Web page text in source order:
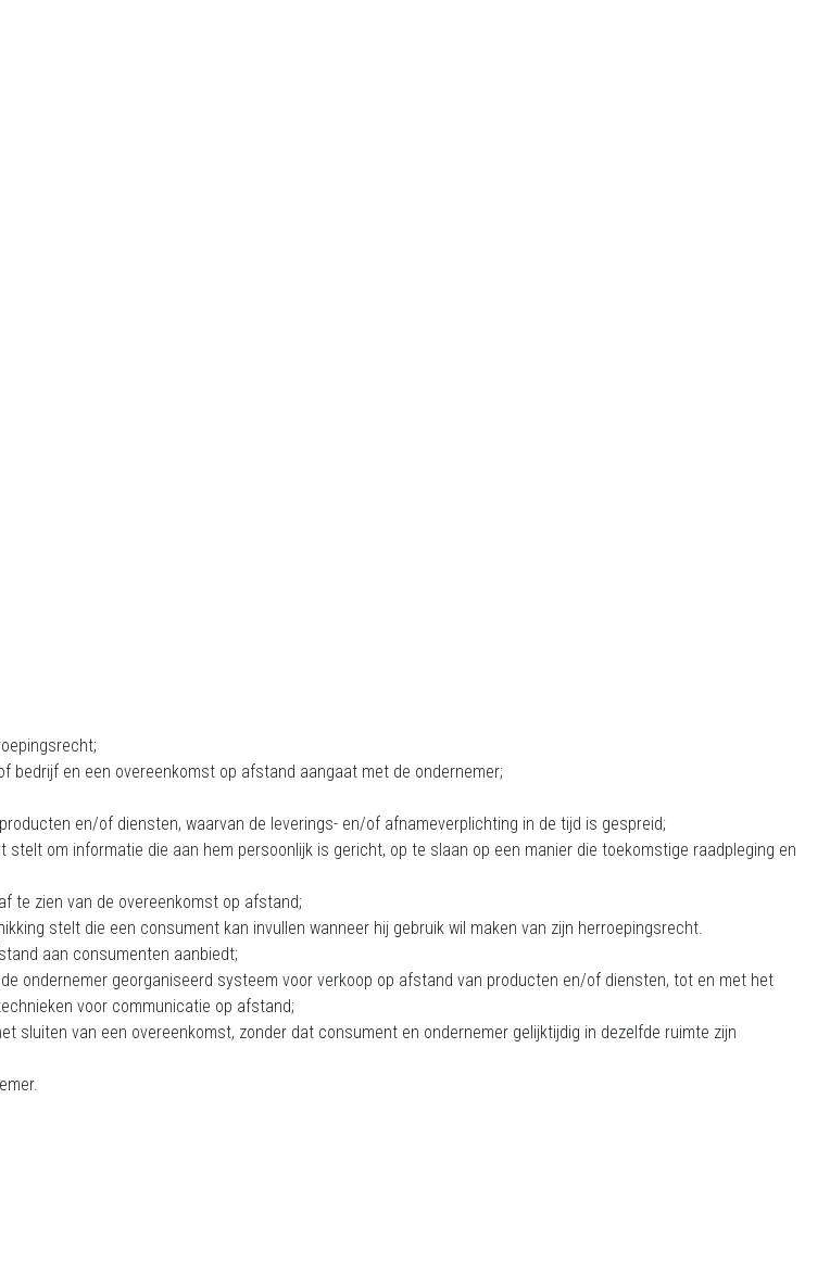
bedrijf en een overeenkomst op afstand aangaat met de ondernemer;
en/of diensten, waarvan de leverings- en/of afnameverplichting in de tijd is gespreid;
om informatie die aan hem persoonlijk is gericht, op te slaan op een manier die toekomstige raadpleging en
te zien van de overeenkomst op afstand;
stelt die een consument kan invullen wanneer hij gebruik wil maken van zijn herroepingsrecht.
aan consumenten aanbiedt;
ondernemer georganiseerd systeem voor verkoop op afstand van producten en/of diensten, tot en met het
voor communicatie op afstand;
sluiten van een overeenkomst, zonder dat consument en ondernemer gelijktijdig in dezelfde ruimte zijn